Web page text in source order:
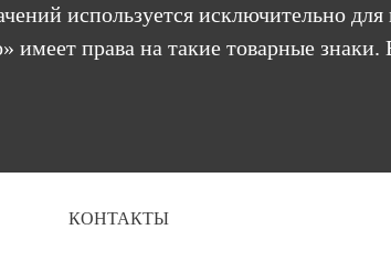
используется исключительно
права на такие товарные
КОНТАКТЫ